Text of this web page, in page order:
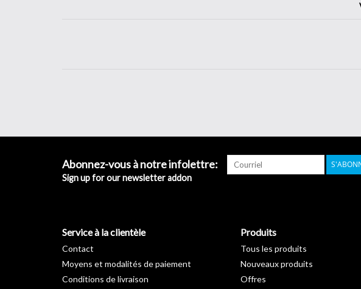
Abonnez-vous à notre infolettre:
Sign up for our newsletter addon
Service à la clientèle
Contact
Moyens et modalités de paiement
Conditions de livraison
Produits
Tous les produits
Nouveaux produits
Offres